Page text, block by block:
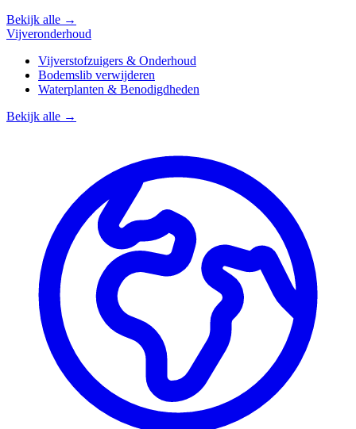
Bekijk alle →
Vijveronderhoud
Vijverstofzuigers & Onderhoud
Bodemslib verwijderen
Waterplanten & Benodigdheden
Bekijk alle →